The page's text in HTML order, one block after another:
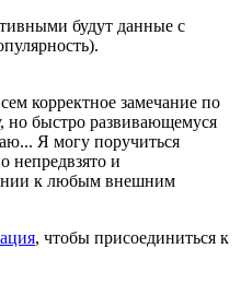
будут данные с
корректное замечание по
быстро развивающемуся
Я могу поручиться
непредвзято и
к любым внешним
, чтобы присоединиться к